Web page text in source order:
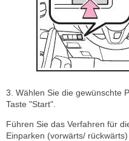
3. Wählen Sie die gewünschte
Taste "Start".
Führen Sie das Verfahren für
Einparken (vorwärts/